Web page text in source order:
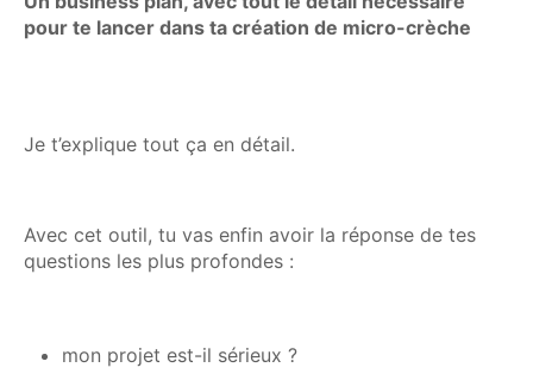
pour te lancer dans ta création de micro-crèche
Je t’explique tout ça en détail.
Avec cet outil, tu vas enfin avoir la réponse de tes
questions les plus profondes :
mon projet est-il sérieux ?